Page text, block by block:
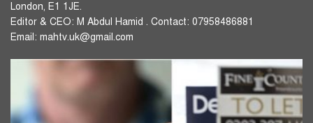
London, E1 1JE.
Editor & CEO: M Abdul Hamid . Contact: 07958486881
Email: mahtv.uk@gmail.com